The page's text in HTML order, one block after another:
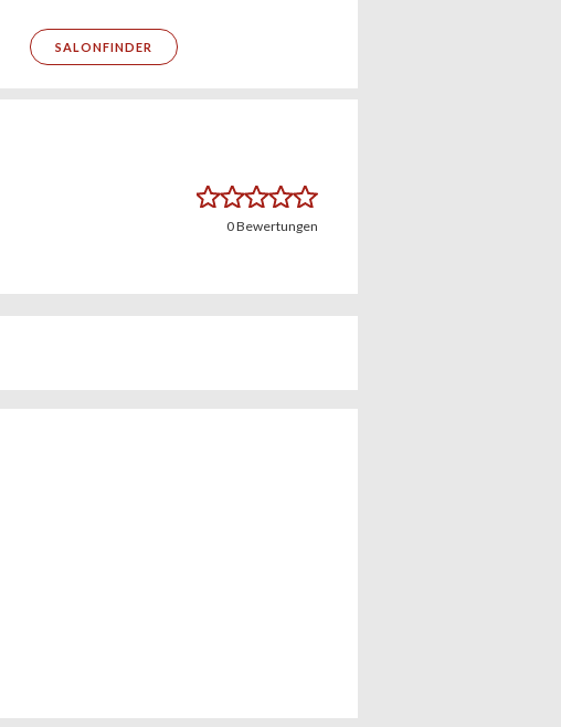
SALONFINDER
0Bewertungen